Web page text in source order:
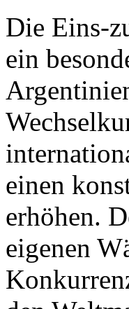
Die Eins-
ein
einen
erhöhen.
eigenen